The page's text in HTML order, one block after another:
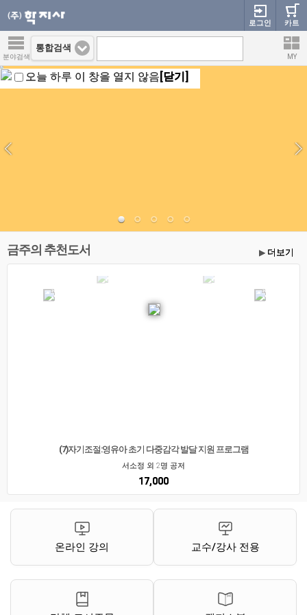
오늘 하루 이 창을 열지 않음 [닫기]
카트
로그인
분야검색 MY
통합검색
금주의 추천도서 ▶ 더보기
(7)자기조절:영유아 초기 다중감각 발달 지원 프로그램
서소정 외 2명 공저
17,000
온라인 강의 교수/강사 전용